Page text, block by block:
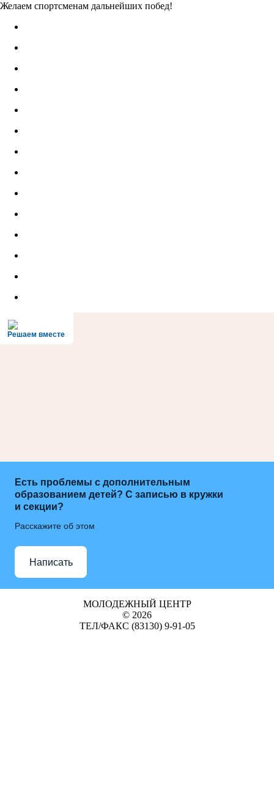
Желаем спортсменам дальнейших побед!
Решаем вместе
Есть проблемы с дополнительным
образованием детей? С записью в кружки
и секции?
Расскажите об этом
Написать
МОЛОДЕЖНЫЙ ЦЕНТР
© 2026
ТЕЛ/ФАКС (83130) 9-91-05